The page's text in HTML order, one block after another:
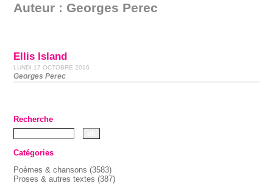
Auteur : Georges Perec
Ellis Island
LUNDI 17 OCTOBRE 2016
Georges Perec
Recherche
Catégories
Poèmes & chansons (3583)
Proses & autres textes (387)